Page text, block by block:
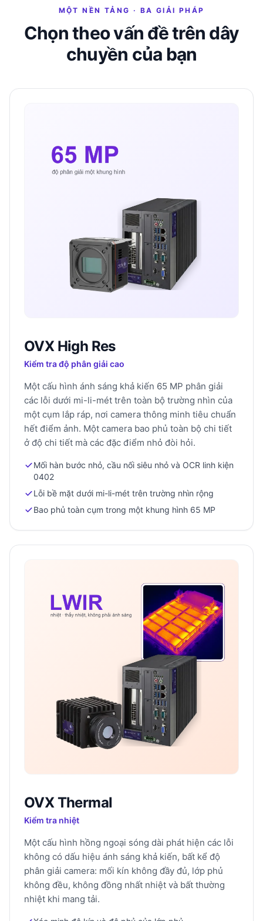
MỘT NỀN TẢNG · BA GIẢI PHÁP
Chọn theo vấn đề trên dây
chuyền của bạn
OVX High Res
Kiểm tra độ phân giải cao
Một cấu hình ánh sáng khả kiến 65 MP phân giải
các lỗi dưới mi-li-mét trên toàn bộ trường nhìn của
một cụm lắp ráp, nơi camera thông minh tiêu chuẩn
hết điểm ảnh. Một camera bao phủ toàn bộ chi tiết
ở độ chi tiết mà các đặc điểm nhỏ đòi hỏi.
Mối hàn bước nhỏ, cầu nối siêu nhỏ và OCR linh kiện
0402
Lỗi bề mặt dưới mi-li-mét trên trường nhìn rộng
Bao phủ toàn cụm trong một khung hình 65 MP
OVX Thermal
Kiểm tra nhiệt
Một cấu hình hồng ngoại sóng dài phát hiện các lỗi
không có dấu hiệu ánh sáng khả kiến, bất kể độ
phân giải camera: mối kín không đầy đủ, lớp phủ
không đều, không đồng nhất nhiệt và bất thường
nhiệt khi mang tải.